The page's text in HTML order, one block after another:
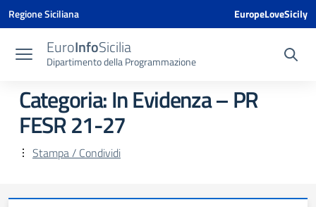
Vai ai contenuti
Vai al menu di navigazione
Vai al footer
Vai al banner delle Cookie Policy
Regione Siciliana EuropeLoveSicily
EuroInfoSicilia
Dipartimento della Programmazione
Categoria:In Evidenza – PR
FESR 21-27
Stampa / Condividi